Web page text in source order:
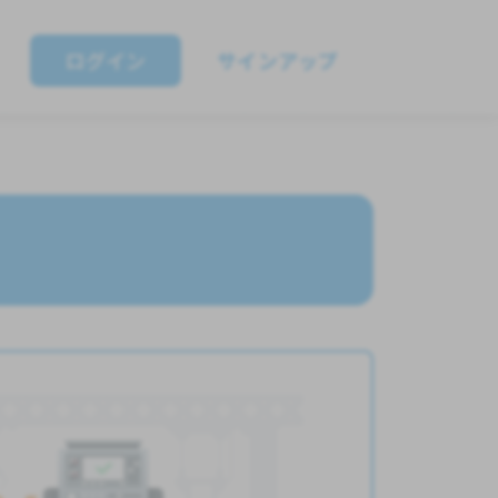
ログイン サインアップ